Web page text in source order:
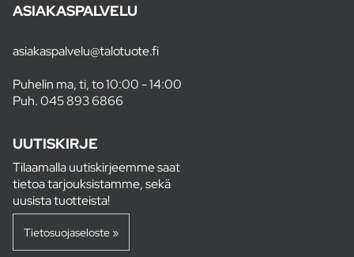
ASIAKASPALVELU
asiakaspalvelu@talotuote.fi
Puhelin ma, ti, to 10:00 - 14:00
Puh.045 893 6866
UUTISKIRJE
Tilaamalla uutiskirjeemme saat
tietoa tarjouksistamme, sekä
uusista tuotteista!
Tietosuojaseloste »